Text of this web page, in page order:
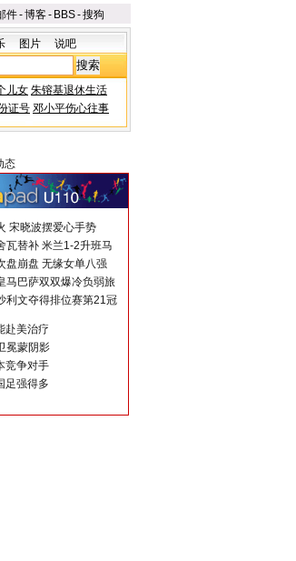
件-博客- BBS-搜狗
图片 说吧
儿女 朱镕基退休生活
证号 邓小平伤心往事
态
宋晓波摆爱心手势
瓦替补 米兰1-2升班马
盘崩盘 无缘女单八强
马巴萨双双爆冷负弱旅
利文夺得排位赛第21冠
赴美治疗
冕蒙阴影
竞争对手
足强得多